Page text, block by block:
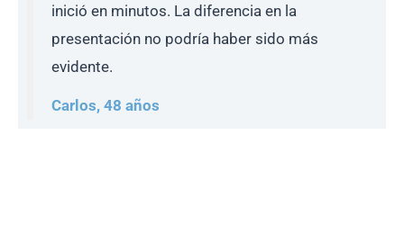
inició en minutos. La diferencia en la
presentación no podría haber sido más
evidente.
Carlos, 48 años